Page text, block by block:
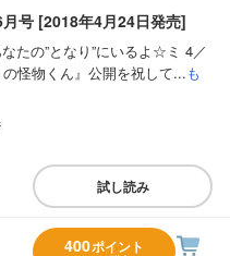
号 [2018年4月24日発売]
たの”となり”にいるよ☆ミ 4／
怪物くん』公開を祝して...も
試し読み
400ポイント